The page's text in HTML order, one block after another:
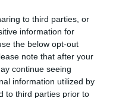
to third parties, or
information for
the below opt-out
note that after your
continue seeing
information utilized by
to third parties prior to
LIGA
így. a téli szezonban